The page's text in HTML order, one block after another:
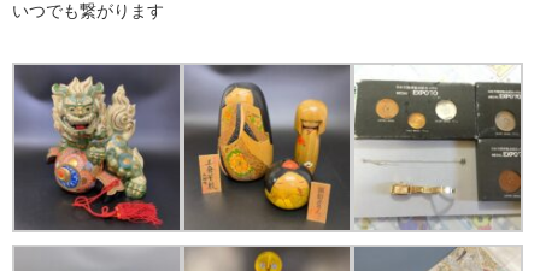
いつでも繋がります